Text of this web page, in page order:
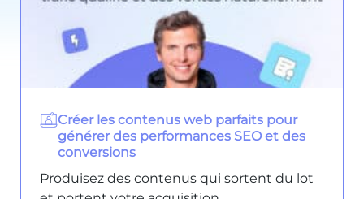
Créer les contenus web parfaits pour
générer des performances SEO et des
conversions
Produisez des contenus qui sortent du lot